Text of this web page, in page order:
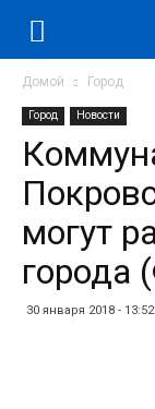
Домой Город
Город Новости
могут
города
30 января 2018 - 13:52